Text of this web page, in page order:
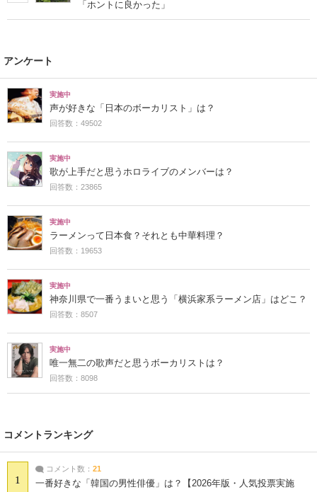
「ホントに良かった」
アンケート
実施中
声が好きな「日本のボーカリスト」は？
回答数：49502
実施中
歌が上手だと思うホロライブのメンバーは？
回答数：23865
実施中
ラーメンって日本食？それとも中華料理？
回答数：19653
実施中
神奈川県で一番うまいと思う「横浜家系ラーメン店」はどこ？
回答数：8507
実施中
唯一無二の歌声だと思うボーカリストは？
回答数：8098
コメントランキング
1
コメント数： 21
一番好きな「韓国の男性俳優」は？【2026年版・人気投票実施